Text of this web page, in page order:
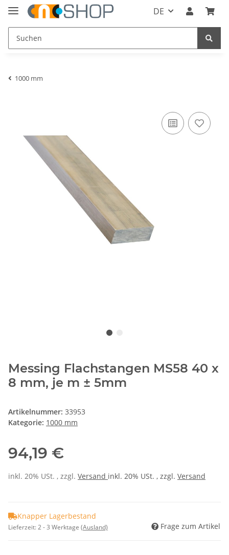
DE
1000 mm
Messing Flachstangen MS58 40 x
8 mm, je m ± 5mm
Artikelnummer: 33953
Kategorie: 1000 mm
94,19 €
inkl. 20% USt. , zzgl. Versand inkl. 20% USt. , zzgl. Versand
Knapper Lagerbestand
Lieferzeit:2 - 3 Werktage (Ausland) Frage zum Artikel